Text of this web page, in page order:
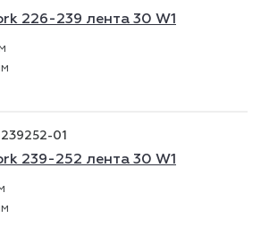
226-239 лента 30 W1
01
239-252 лента 30 W1